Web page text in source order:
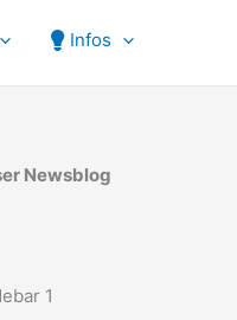
Infos
Newsblog